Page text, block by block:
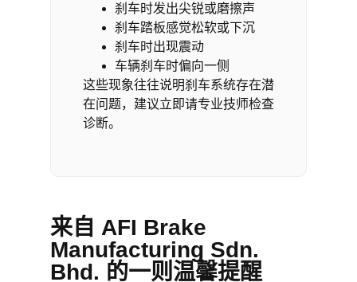
刹车时发出尖锐或磨擦声
刹车踏板感觉松软或下沉
刹车时出现震动
车辆刹车时偏向一侧
这些现象往往说明刹车系统存在潜
在问题，建议立即请专业技师检查
诊断。
来自 AFI Brake
Manufacturing Sdn.
Bhd. 的一则温馨提醒